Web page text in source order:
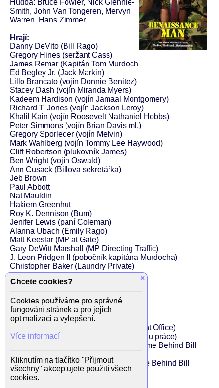
Hudba: Bruce Fowler, Nick Glennie-
Smith, John Van Tongeren, Mervyn
Warren, Hans Zimmer
Hrají:
Danny DeVito (Bill Rago)
Gregory Hines (seržant Cass)
James Remar (Kapitán Tom Murdoch
Ed Begley Jr. (Jack Markin)
Lillo Brancato (vojín Donnie Benitez)
Stacey Dash (vojín Miranda Myers)
Kadeem Hardison (vojín Jamaal Montgomery)
Richard T. Jones (vojín Jackson Leroy)
Khalil Kain (vojín Roosevelt Nathaniel Hobbs)
Peter Simmons (vojín Brian Davis ml.)
Gregory Sporleder (vojín Melvin)
Mark Wahlberg (vojín Tommy Lee Haywood)
Cliff Robertson (plukovník James)
Ben Wright (vojín Oswald)
Ann Cusack (Billova sekretářka)
Jeb Brown
Paul Abbott
Nat Mauldin
Hakiem Greenhut
Roy K. Dennison (Bum)
Jenifer Lewis (paní Coleman)
Alanna Ubach (Emily Rago)
Matt Keeslar (MP at Gate)
Gary DeWitt Marshall (MP Directing Traffic)
J. Leon Pridgen II (pobočník kapitána Murdocha)
Christopher Baker (Laundry Private)
Sal Rendino (Laundry Private)
Isabella Hofmann (Marie)
Michael Haley (květinář)
Don Reilly (Henry V.)
Randy Hall (Henry V. Lead Archer)
Laura Anderson (Child in Unemployment Office)
Lynn Anderson (matka s dítětem na úřadu práce)
Gabe Burnstein (Spectator at Tigers Game Behind Bill
Jim Burnstein (Spectator at Tigers Game Behind Bill
Rago)
Tommy Faircloth (vojín)
×
Chcete cookies?
Cookies používáme pro správné
fungování stránek a pro jejich
optimalizaci a vylepšení.
Více informací
Kliknutím na tlačítko "Přijmout
všechny" akceptujete použití všech
cookies.